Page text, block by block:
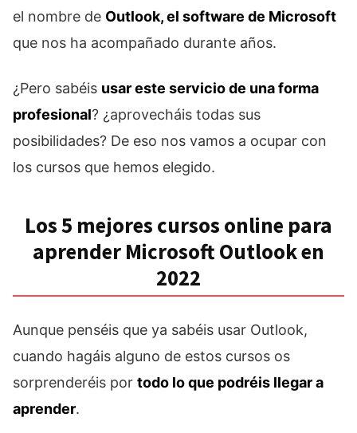
el nombre de Outlook, el software de Microsoft
que nos ha acompañado durante años.
¿Pero sabéis usar este servicio de una forma
profesional? ¿aprovecháis todas sus
posibilidades? De eso nos vamos a ocupar con
los cursos que hemos elegido.
Los 5 mejores cursos online para
aprender Microsoft Outlook en
2022
Aunque penséis que ya sabéis usar Outlook,
cuando hagáis alguno de estos cursos os
sorprenderéis por todo lo que podréis llegar a
aprender.